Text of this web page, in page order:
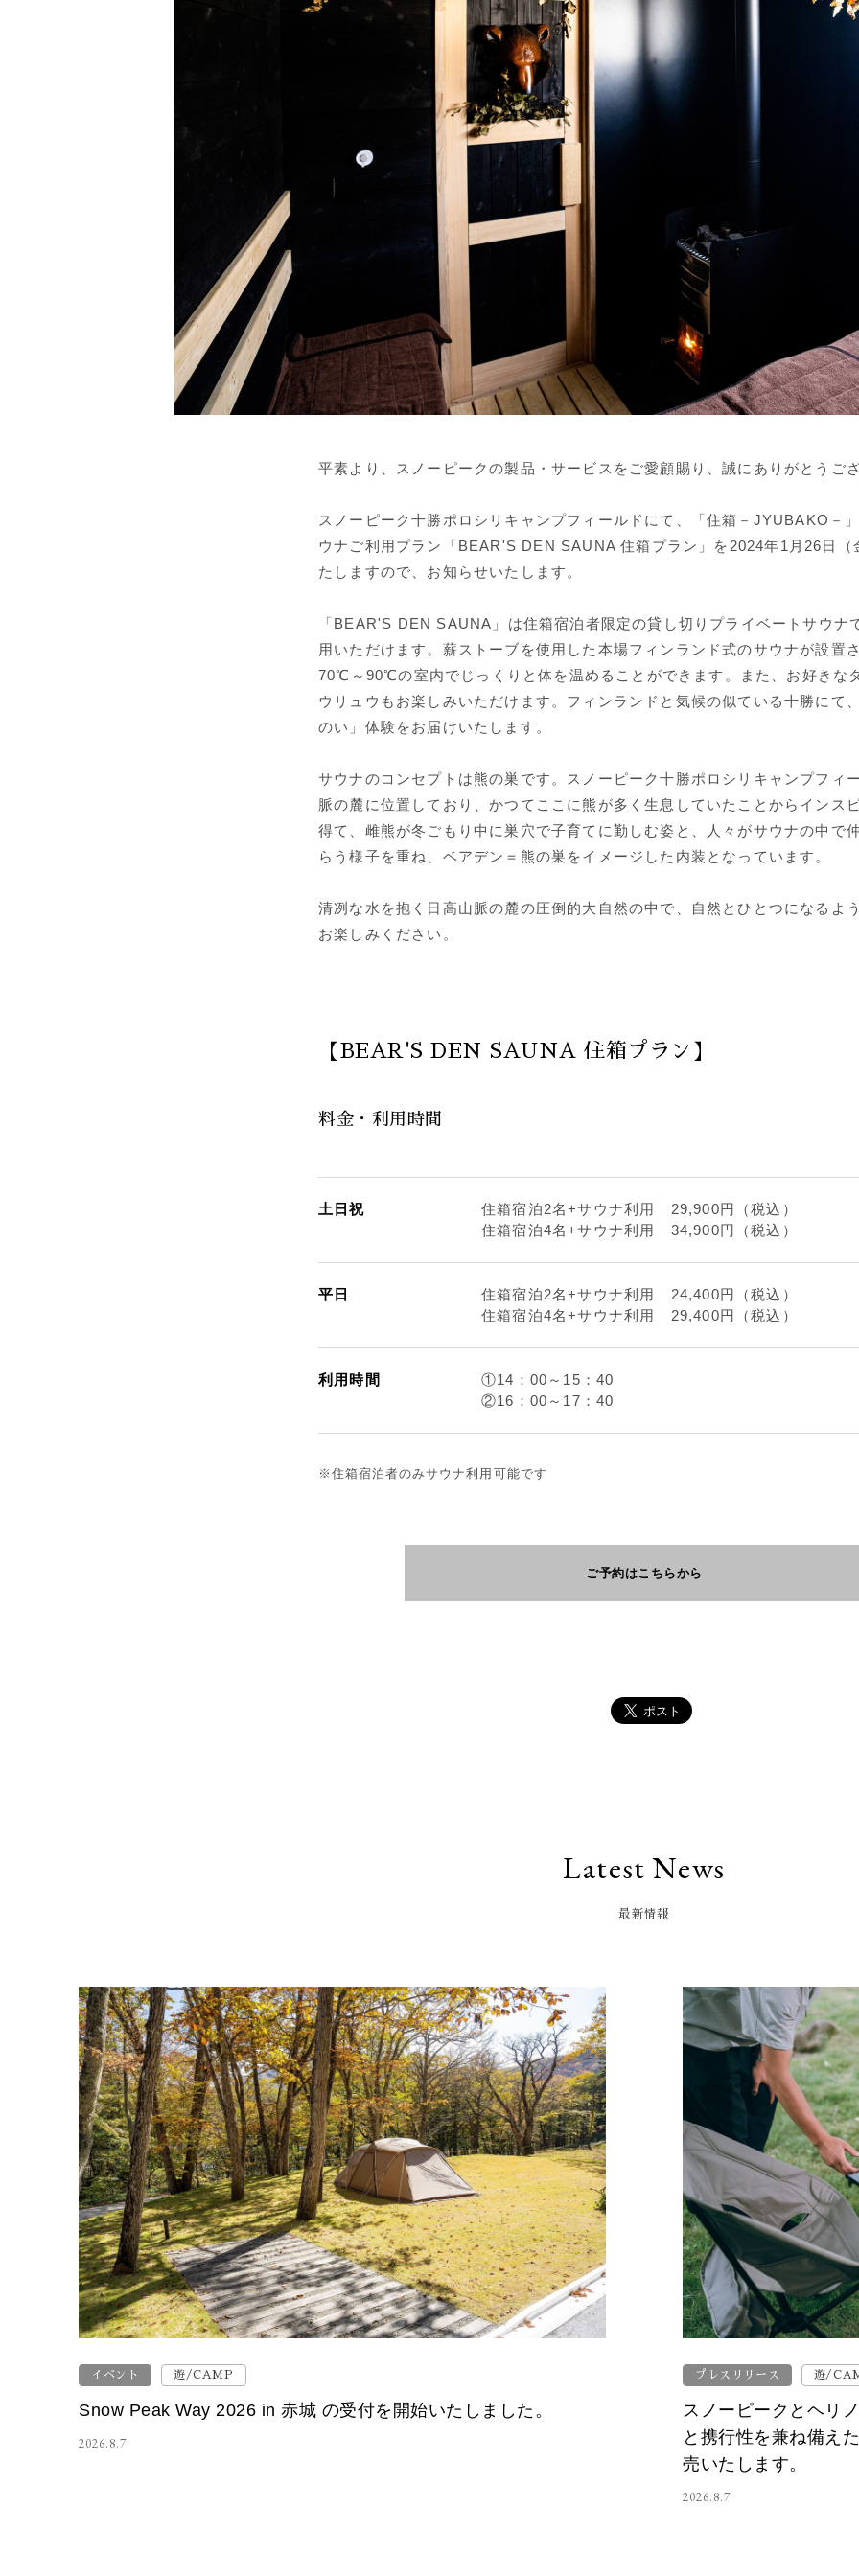
平素より、スノーピークの製品・サービスをご愛顧賜り、誠にありがとうござ
スノーピーク十勝ポロシリキャンプフィールドにて、「住箱－JYUBAKO－
ウナご利用プラン「BEAR'S DEN SAUNA 住箱プラン」を2024年1月26日（
たしますので、お知らせいたします。
「BEAR'S DEN SAUNA」は住箱宿泊者限定の貸し切りプライベートサウナ
用いただけます。薪ストーブを使用した本場フィンランド式のサウナが設置
70℃～90℃の室内でじっくりと体を温めることができます。また、お好きな
ウリュウもお楽しみいただけます。フィンランドと気候の似ている十勝にて
のい」体験をお届けいたします。
サウナのコンセプトは熊の巣です。スノーピーク十勝ポロシリキャンプフィ
脈の麓に位置しており、かつてここに熊が多く生息していたことからインス
得て、雌熊が冬ごもり中に巣穴で子育てに勤しむ姿と、人々がサウナの中で
らう様子を重ね、ベアデン＝熊の巣をイメージした内装となっています。
清冽な水を抱く日高山脈の麓の圧倒的大自然の中で、自然とひとつになるよ
お楽しみください。
【BEAR'S DEN SAUNA 住箱プラン】
料金・利用時間
土日祝
住箱宿泊2名+サウナ利用 29,900円（税込）
住箱宿泊4名+サウナ利用 34,900円（税込）
平日
住箱宿泊2名+サウナ利用 24,400円（税込）
住箱宿泊4名+サウナ利用 29,400円（税込）
利用時間
①14：00～15：40
②16：00～17：40
※住箱宿泊者のみサウナ利用可能です
ご予約はこちらから
Latest News
最新情報
イベント 遊/CAMP
Snow Peak Way 2026 in 赤城 の受付を開始いたしました。
2026.8.7
プレスリリース 遊/
スノーピークとヘリ
と携行性を兼ね備え
売いたします。
2026.8.7